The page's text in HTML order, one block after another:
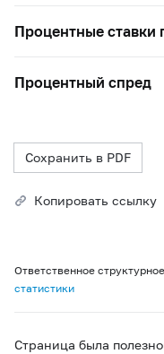
Процентные ставки
Процентный спред
Сохранить в PDF
Копировать ссылку
Ответственное
статистики
Страница была